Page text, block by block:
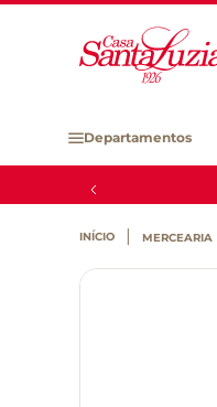
Departamentos
MERCEARIA